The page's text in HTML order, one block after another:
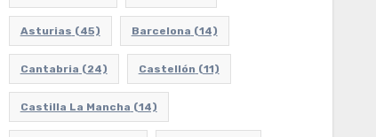
Asturias (45) Barcelona (14)
Cantabria (24) Castellón (11)
Castilla La Mancha (14)